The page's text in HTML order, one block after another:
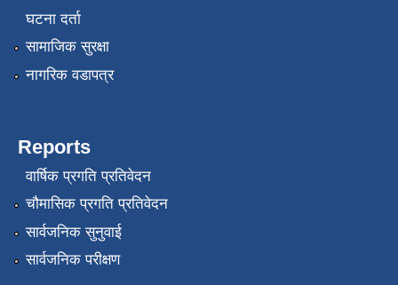
घटना दर्ता
सामाजिक सुरक्षा
नागरिक वडापत्र
Reports
वार्षिक प्रगति प्रतिवेदन
चौमासिक प्रगति प्रतिवेदन
सार्वजनिक सुनुवाई
सार्वजनिक परीक्षण